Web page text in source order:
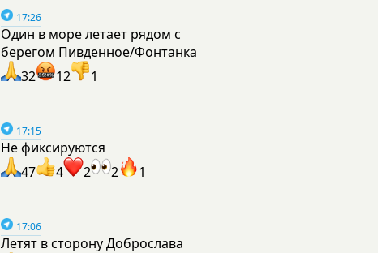
17:26
Один в море летает рядом с
берегом Пивденное/Фонтанка
32
12 1
17:15
Не фиксируются
47
4 2 2 1
17:06
Летят в сторону Доброслава